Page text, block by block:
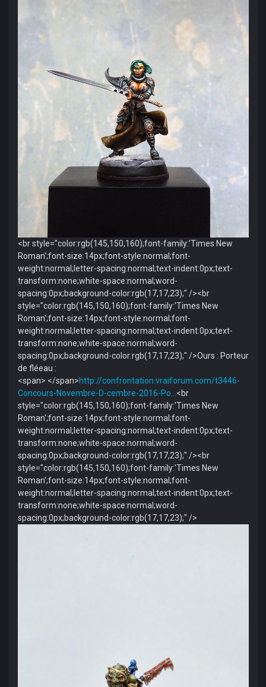
<br style="color:rgb(145,150,160);font-family:'Times New
Roman';font-size:14px;font-style:normal;font-
weight:normal;letter-spacing:normal;text-indent:0px;text-
transform:none;white-space:normal;word-
spacing:0px;background-color:rgb(17,17,23);" /><br
style="color:rgb(145,150,160);font-family:'Times New
Roman';font-size:14px;font-style:normal;font-
weight:normal;letter-spacing:normal;text-indent:0px;text-
transform:none;white-space:normal;word-
spacing:0px;background-color:rgb(17,17,23);" />Ours : Porteur
de fléeau :
<span> </span>http://confrontation.vraiforum.com/t3446-
Concours-Novembre-D-cembre-2016-Po…<br
style="color:rgb(145,150,160);font-family:'Times New
Roman';font-size:14px;font-style:normal;font-
weight:normal;letter-spacing:normal;text-indent:0px;text-
transform:none;white-space:normal;word-
spacing:0px;background-color:rgb(17,17,23);" /><br
style="color:rgb(145,150,160);font-family:'Times New
Roman';font-size:14px;font-style:normal;font-
weight:normal;letter-spacing:normal;text-indent:0px;text-
transform:none;white-space:normal;word-
spacing:0px;background-color:rgb(17,17,23);" />